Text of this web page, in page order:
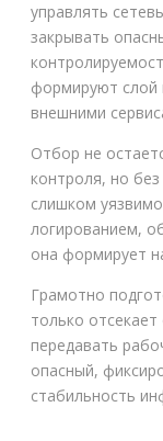
управлять
закрывать
формируют слой
внешними
Отбор не
контроля, но
слишком
логированием,
она формирует
Грамотно
только
передавать
опасный,
стабильность